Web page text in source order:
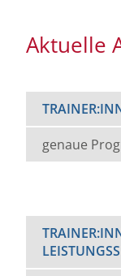
Aktuelle
genaue